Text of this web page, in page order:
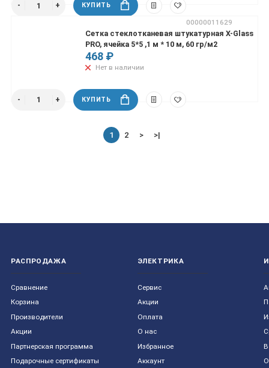
КУПИТЬ
00000011629
Сетка стеклотканевая штукатурная X-Glass
PRO, ячейка 5*5 ,1 м * 10 м, 60 гр/м2
468 ₽
Нет в наличии
КУПИТЬ
1 2 > >|
РАСПРОДАЖА
Сравнение
Корзина
Производители
Акции
Партнерская программа
Подарочные сертификаты
ЭЛЕКТРИКА
Сервис
Акции
Оплата
О нас
Избранное
Аккаунт